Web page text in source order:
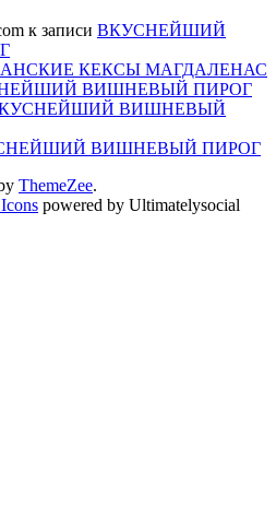
к записи ВКУСНЕЙШИЙ
КЕКСЫ МАГДАЛЕНАС
ВИШНЕВЫЙ ПИРОГ
ВИШНЕВЫЙ
ВИШНЕВЫЙ ПИРОГ
ThemeZee.
powered by Ultimatelysocial